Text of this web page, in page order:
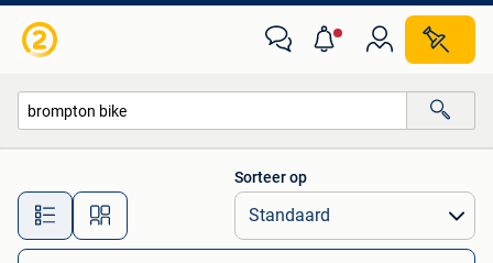
Alle afstanden…
Sorteer op